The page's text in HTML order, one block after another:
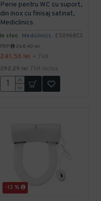
In stoc Mediclinics ES0968CS
Perie pentru WC cu suport,
din inox cu finisaj satinat,
Mediclinics
PRP 268,40 lei
241,56 lei + TVA
292,29 lei TVA inclus
-13 %